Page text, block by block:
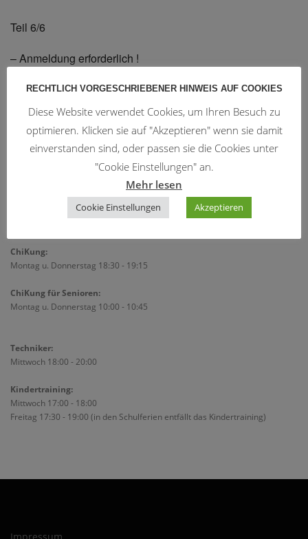
Teil 6/6
– Anmeldung erforderlich !
Trainingszeiten
Montag u. Donnerstag 19:15 - 20:45
Mittwoch 20:00 - 21:00
ChiKung:
Montag u. Donnerstag 18:30 - 19:15
ChiKung für Senioren:
Montag u. Donnerstag 10:00 - 10:45
Techniker:
Mittwoch 18:00 - 20:00
Kindertraining:
Mittwoch 17:00 - 18:00
Freitag 17:30 - 19:00 (in den Schulferien entfällt das Kindertraining)
RECHTLICH VORGESCHRIEBENER HINWEIS AUF COOKIES
Diese Website verwendet Cookies, um Ihren Besuch zu
optimieren. Klicken sie auf "Akzeptieren" wenn sie damit
einverstanden sind, oder passen sie die Cookies unter
"Cookie Einstellungen" an.
Mehr lesen
Cookie Einstellungen Akzeptieren